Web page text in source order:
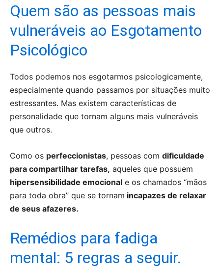
Quem são as pessoas mais
vulneráveis ao Esgotamento
Psicológico
Todos podemos nos esgotarmos psicologicamente,
especialmente quando passamos por situações muito
estressantes. Mas existem características de
personalidade que tornam alguns mais vulneráveis
que outros.
Como os perfeccionistas, pessoas com dificuldade
para compartilhar tarefas, aqueles que possuem
hipersensibilidade emocional e os chamados “mãos
para toda obra” que se tornam incapazes de relaxar
de seus afazeres.
Remédios para fadiga
mental: 5 regras a seguir.